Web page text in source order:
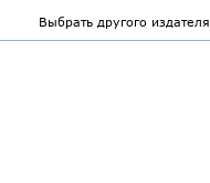
Выбрать другого издателя